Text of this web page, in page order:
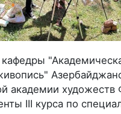
академии художеств
III курса по